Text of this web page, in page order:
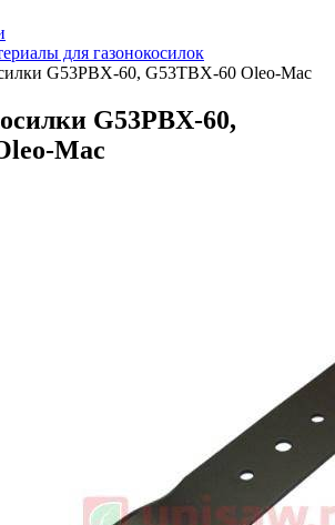
для газонокосилок
G53PBX-60, G53TBX-60 Oleo-Mac
G53PBX-60,
Mac